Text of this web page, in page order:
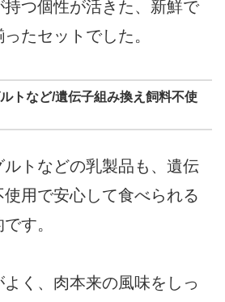
つ個性が活きた、新鮮で
たセットでした。
トなど/遺伝子組み換え飼料不使
トなどの乳製品も、遺伝
用で安心して食べられる
す。
く、肉本来の風味をしっ